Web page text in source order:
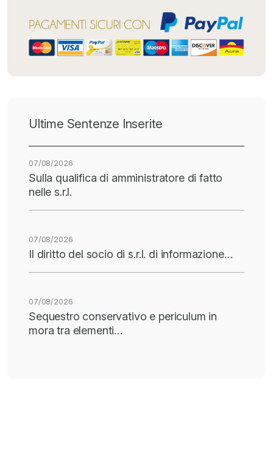
Ultime Sentenze Inserite
07/08/2026
Sulla qualifica di amministratore di fatto
nelle s.r.l.
07/08/2026
Il diritto del socio di s.r.l. di informazione…
07/08/2026
Sequestro conservativo e periculum in
mora tra elementi…